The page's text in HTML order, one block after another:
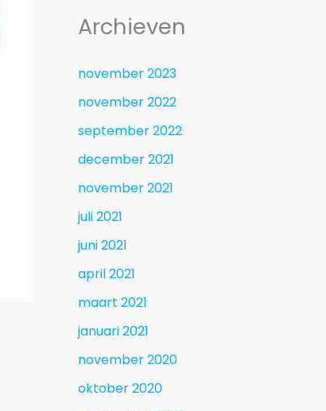
Archieven
november 2023
november 2022
september 2022
december 2021
november 2021
juli 2021
juni 2021
april 2021
maart 2021
januari 2021
november 2020
oktober 2020